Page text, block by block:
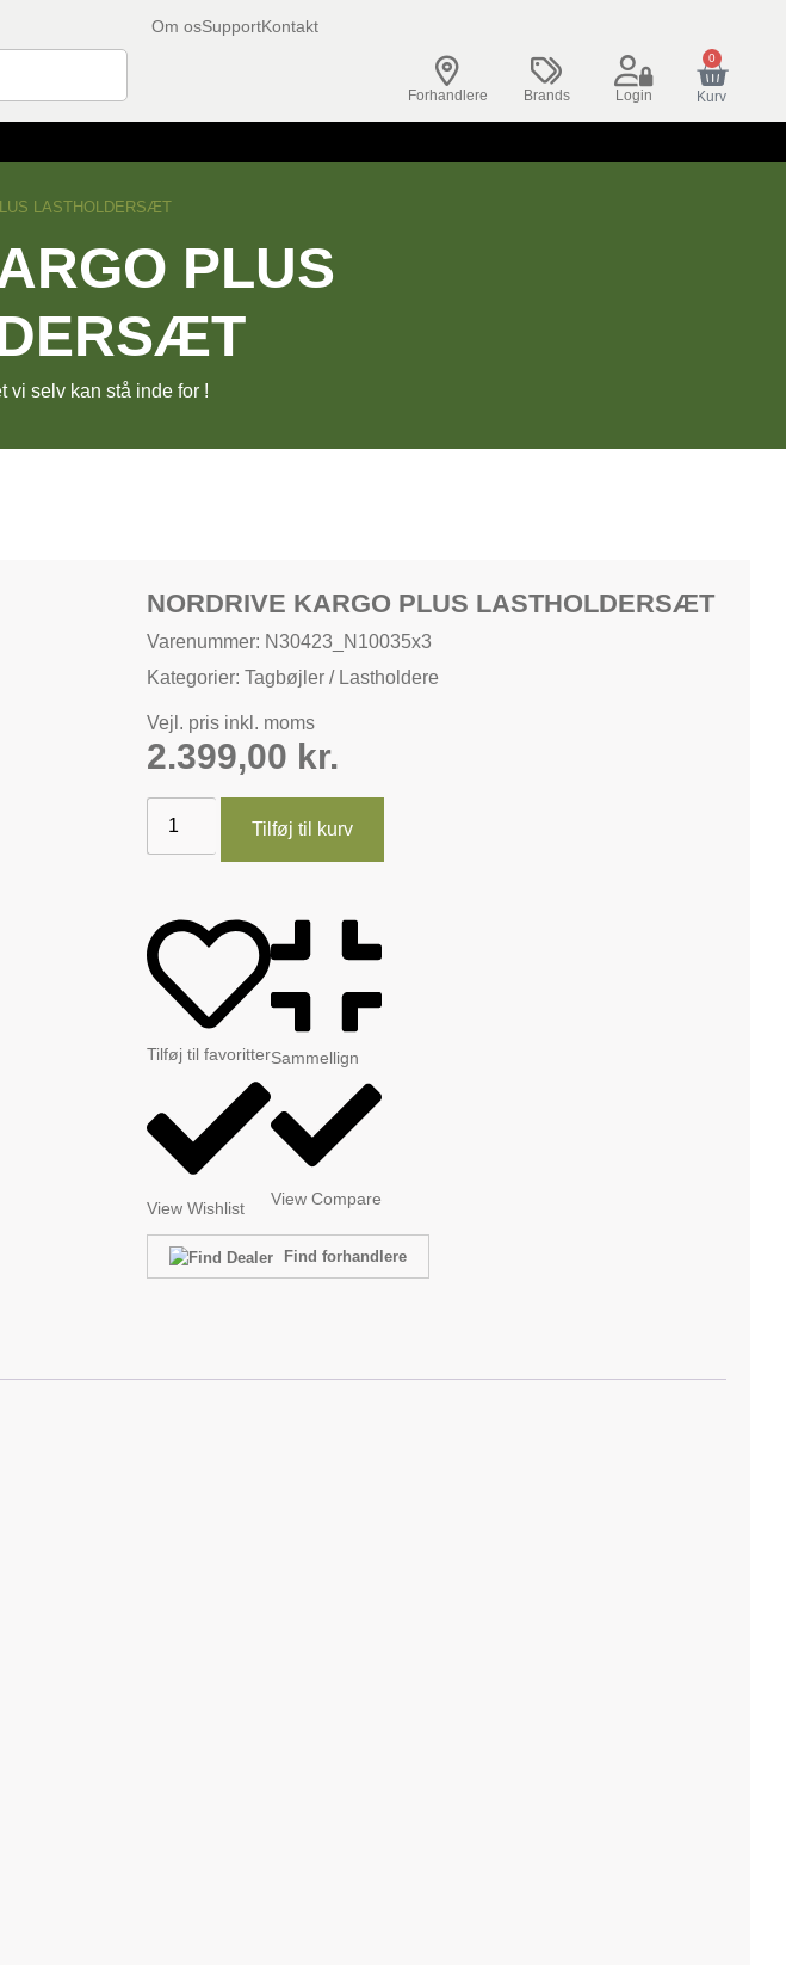
Om osSupportKontakt
Forhandlere Brands Login
0
Kurv
LASTHOLDERSÆT
PLUS
vi selv kan stå inde for !
NORDRIVE KARGO PLUS LASTHOLDERSÆT
Varenummer: N30423_N10035x3
Kategorier:Tagbøjler / Lastholdere
Vejl. pris inkl. moms
2.399,00 kr.
Tilføj til kurv
Tilføj til favoritter
View Wishlist
Sammellign
View Compare
Find forhandlere